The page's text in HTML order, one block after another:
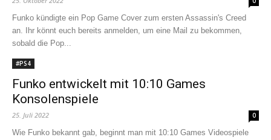
Funko kündigte ein Pop Game Cover zum ersten Assassin's Creed
an. Ihr könnt euch bereits anmelden, um eine Mail zu bekommen,
sobald die Pop...
#PS4
Funko entwickelt mit 10:10 Games
Konsolenspiele
25. Juli 2022 0
Wie Funko bekannt gab, beginnt man mit 10:10 Games Videospiele